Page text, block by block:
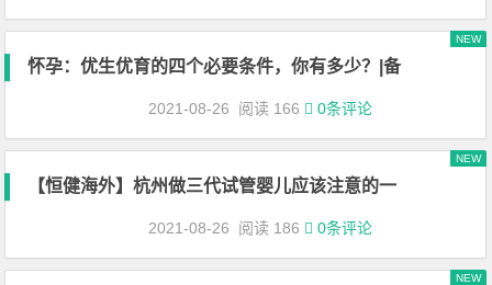
怀孕：优生优育的四个必要条件，你有多少？|备
NEW
2021-08-26 阅读 166 0条评论
【恒健海外】杭州做三代试管婴儿应该注意的一
NEW
2021-08-26 阅读 186 0条评论
NEW